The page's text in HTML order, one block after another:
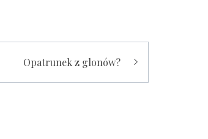
Opatrunek z glonów?